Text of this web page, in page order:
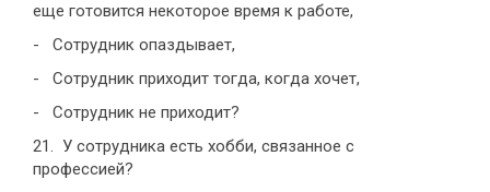
еще готовится некоторое время к работе,
- Сотрудник опаздывает,
- Сотрудник приходит тогда, когда хочет,
- Сотрудник не приходит?
21. У сотрудника есть хобби, связанное с
профессией?